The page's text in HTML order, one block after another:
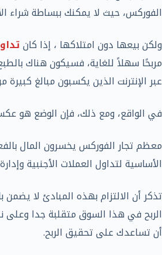
الفوركس، حيث لا يمكنك ببساطة شراء
ولكن بيعها دون امتلاكها ، إذا كان
مربحًا سهلاً للغاية، فسيكون هناك
عبر الإنترنت الذين يكسبون مبالغ
في الواقع، ومع ذلك، فإن الوضع هو
معظم تجار الفوركس يخسرون المال
الأساسية لتداول العملات الأجنبية
تذكر أن الالتزام بهذه المبادئ لا
الربح في هذا السوق متقلبة جدا
أن تساعدك على تحقيق الربح.